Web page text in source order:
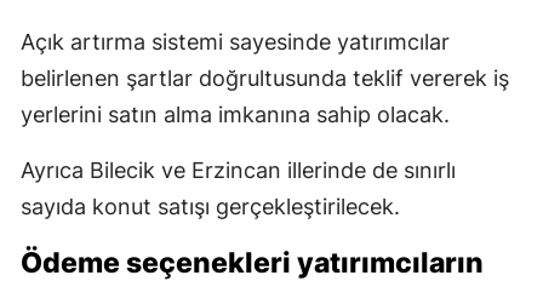
Açık artırma sistemi sayesinde yatırımcılar
belirlenen şartlar doğrultusunda teklif vererek iş
yerlerini satın alma imkanına sahip olacak.
Ayrıca Bilecik ve Erzincan illerinde de sınırlı
sayıda konut satışı gerçekleştirilecek.
Ödeme seçenekleri yatırımcıların